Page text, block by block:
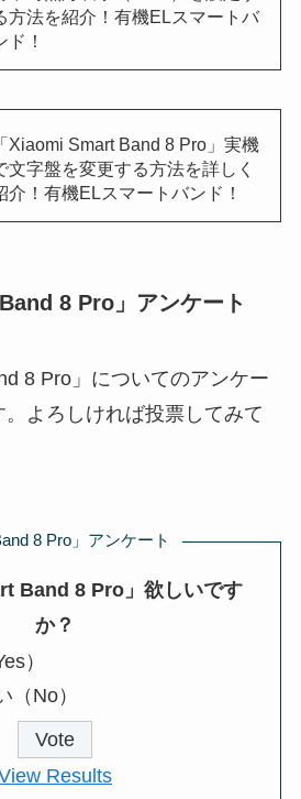
方法を紹介！有機ELスマートバ
ド！
「Xiaomi Smart Band 8 Pro」実機
文字盤を変更する方法を詳しく
介！有機ELスマートバンド！
8 Pro」アンケート
8 Pro」についてのアンケー
。よろしければ投票してみて
8 Pro」アンケート
Band 8 Pro」欲しいです
か？
）
（No）
Results